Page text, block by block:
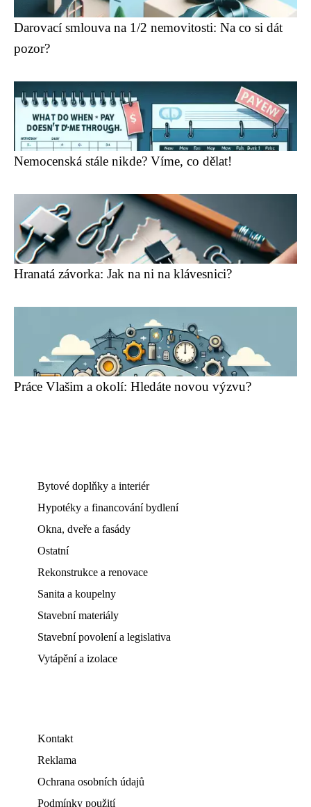
Darovací smlouva na 1/2 nemovitosti: Na co si dát
pozor?
Nemocenská stále nikde? Víme, co dělat!
Hranatá závorka: Jak na ni na klávesnici?
Práce Vlašim a okolí: Hledáte novou výzvu?
Bytové doplňky a interiér
Hypotéky a financování bydlení
Okna, dveře a fasády
Ostatní
Rekonstrukce a renovace
Sanita a koupelny
Stavební materiály
Stavební povolení a legislativa
Vytápění a izolace
Kontakt
Reklama
Ochrana osobních údajů
Podmínky použití